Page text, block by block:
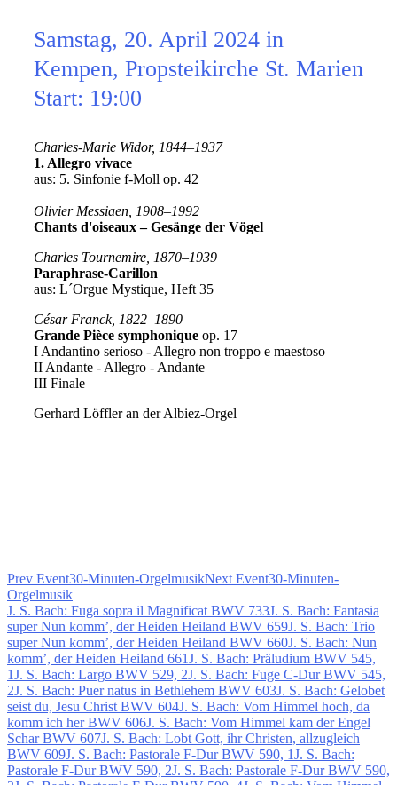
Samstag, 20. April 2024 in
Kempen, Propsteikirche St. Marien
Start: 19:00
Charles-Marie Widor, 1844–1937
1. Allegro vivace
aus: 5. Sinfonie f-Moll op. 42
Olivier Messiaen, 1908–1992
Chants d'oiseaux – Gesänge der Vögel
Charles Tournemire, 1870–1939
Paraphrase-Carillon
aus: L´Orgue Mystique, Heft 35
César Franck, 1822–1890
Grande Pièce symphonique op. 17
I Andantino serioso - Allegro non troppo e maestoso
II Andante - Allegro - Andante
III Finale
Gerhard Löffler an der Albiez-Orgel
Prev Event30-Minuten-OrgelmusikNext Event30-Minuten-
Orgelmusik
J. S. Bach: Fuga sopra il Magnificat BWV 733J. S. Bach: Fantasia
super Nun komm’, der Heiden Heiland BWV 659J. S. Bach: Trio
super Nun komm’, der Heiden Heiland BWV 660J. S. Bach: Nun
komm’, der Heiden Heiland 661J. S. Bach: Präludium BWV 545,
1J. S. Bach: Largo BWV 529, 2J. S. Bach: Fuge C-Dur BWV 545,
2J. S. Bach: Puer natus in Bethlehem BWV 603J. S. Bach: Gelobet
seist du, Jesu Christ BWV 604J. S. Bach: Vom Himmel hoch, da
komm ich her BWV 606J. S. Bach: Vom Himmel kam der Engel
Schar BWV 607J. S. Bach: Lobt Gott, ihr Christen, allzugleich
BWV 609J. S. Bach: Pastorale F-Dur BWV 590, 1J. S. Bach:
Pastorale F-Dur BWV 590, 2J. S. Bach: Pastorale F-Dur BWV 590,